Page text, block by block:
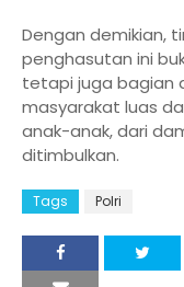
Dengan demikian,
penghasutan ini
tetapi juga bagian
masyarakat luas
anak-anak, dari
ditimbulkan.
Tags Polri